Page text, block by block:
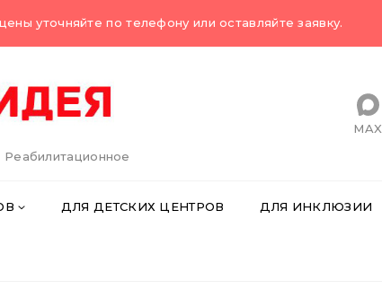
уточняйте по телефону или оставляйте заявку.
MAX
ДЛЯ ДЕТСКИХ ЦЕНТРОВ ДЛЯ ИНКЛЮЗИИ